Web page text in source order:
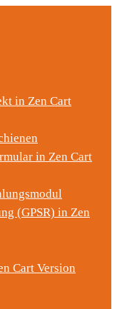
in Zen Cart
in Zen Cart
(GPSR) in Zen
Cart Version